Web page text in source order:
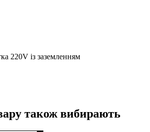
220V із заземленням
також вибирають